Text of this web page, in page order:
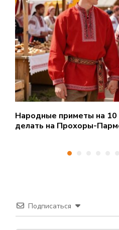
Народные приметы на 10
делать на Прохоры-
Подписаться